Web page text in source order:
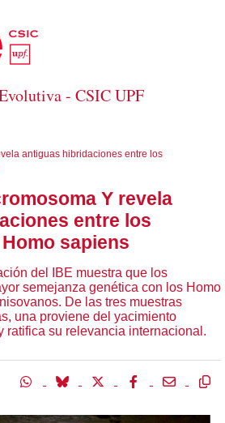
- CSIC UPF
antiguas hibridaciones entre los
Y revela
entre los
sapiens
del IBE muestra que los
semejanza genética con los Homo
De las tres muestras
una proviene del yacimiento
ratifica su relevancia internacional.